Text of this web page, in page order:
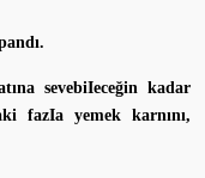
sevebiIeceğin kadar
fazIa yemek karnını,